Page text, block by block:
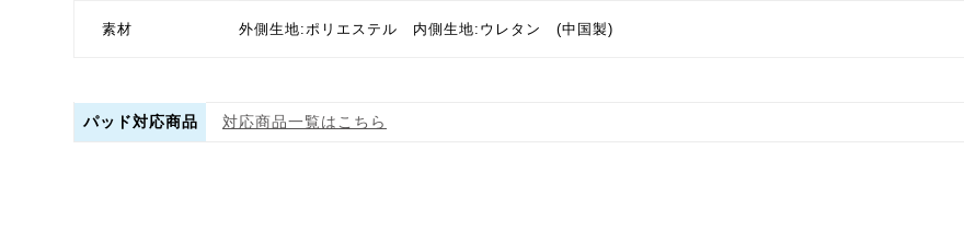
素材 外側生地:ポリエステル 内側生地:ウレタン (中国製)
パッド対応商品 対応商品一覧はこちら